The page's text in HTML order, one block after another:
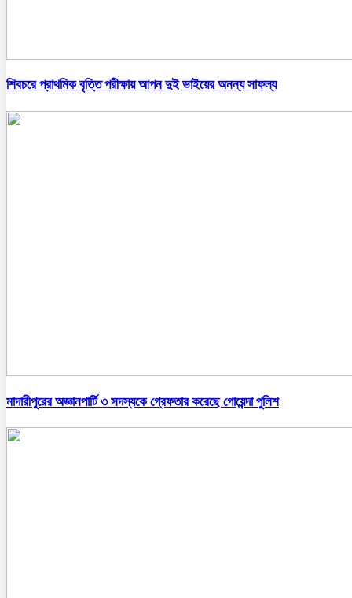
শিবচরে প্রাথমিক বৃত্তি পরীক্ষায় আপন দুই ভাইয়ের অনন্য সাফল্য
মাদারীপুরের অজ্ঞানপার্টি ৩ সদস্যকে গ্রেফতার করেছে গোয়েন্দা পুলিশ